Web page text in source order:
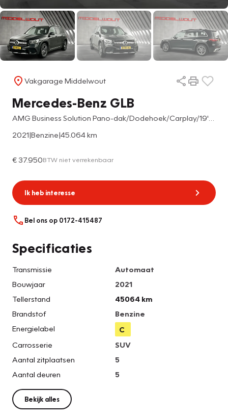
Vakgarage Middelwout
Mercedes-Benz GLB
2021|Benzine|45.064 km
€ 37.950BTW niet verrekenbaar
Ik heb interesse
Bel ons op 0172-415487
Specificaties
Transmissie
Automaat
Bouwjaar
2021
Tellerstand
45064 km
Brandstof
Benzine
Energielabel
C
Carrosserie
SUV
Aantal zitplaatsen
5
Aantal deuren
5
Bekijk alles